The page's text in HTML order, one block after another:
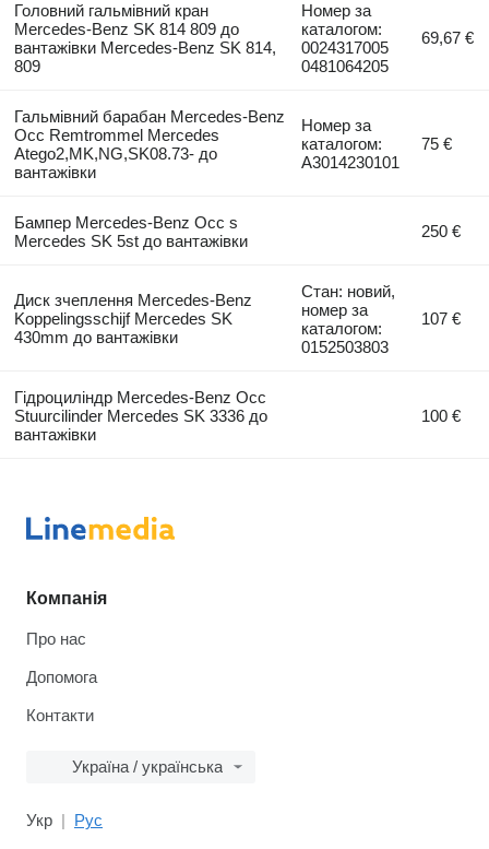
Головний гальмівний кран
Mercedes-Benz SK 814 809 до
вантажівки Mercedes-Benz SK 814,
809
Номер за
каталогом:
0024317005
0481064205
69,67 €
Гальмівний барабан Mercedes-Benz
Occ Remtrommel Mercedes
Atego2,MK,NG,SK08.73- до
вантажівки
Номер за
каталогом:
A3014230101
75 €
Бампер Mercedes-Benz Occ s
Mercedes SK 5st до вантажівки
250 €
Диск зчеплення Mercedes-Benz
Koppelingsschijf Mercedes SK
430mm до вантажівки
Стан: новий,
номер за
каталогом:
0152503803
107 €
Гідроциліндр Mercedes-Benz Occ
Stuurcilinder Mercedes SK 3336 до
вантажівки
100 €
Компанія
Про нас
Допомога
Контакти
Україна / українська
Укр Рус